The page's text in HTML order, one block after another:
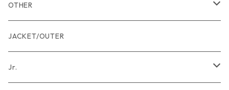
OTHER
アクセサリー
バッグ
JACKET/OUTER
Jr.